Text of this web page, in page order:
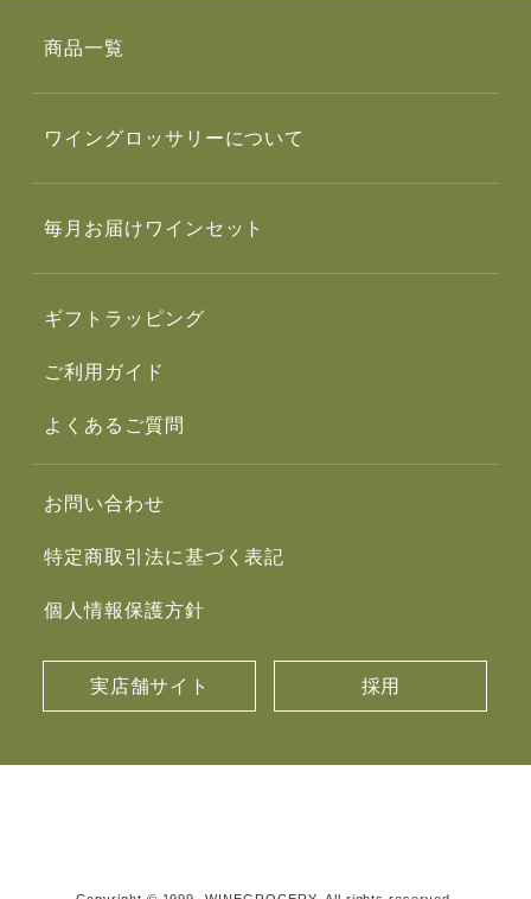
商品一覧
ワイングロッサリーについて
毎月お届けワインセット
ギフトラッピング
ご利用ガイド
よくあるご質問
お問い合わせ
特定商取引法に基づく表記
個人情報保護方針
実店舗サイト 採用